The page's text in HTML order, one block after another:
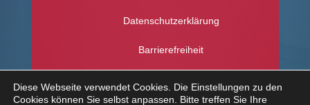
Datenschutzerklärung
Barrierefreiheit
Diese Webseite verwendet Cookies. Die Einstellungen zu den
Cookies können Sie selbst anpassen. Bitte treffen Sie Ihre